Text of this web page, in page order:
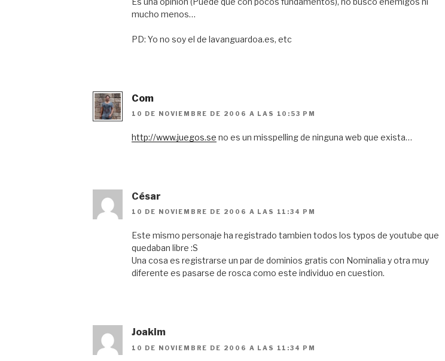
mucho menos…
PD: Yo no soy el de lavanguardoa.es, etc
Com
10 DE NOVIEMBRE DE 2006 A LAS 10:53 PM
http://www.juegos.se no es un misspelling de ninguna web que exista…
César
10 DE NOVIEMBRE DE 2006 A LAS 11:34 PM
Este mismo personaje ha registrado tambien todos los typos de youtube que
quedaban libre :S
Una cosa es registrarse un par de dominios gratis con Nominalia y otra muy
diferente es pasarse de rosca como este individuo en cuestion.
Joakim
10 DE NOVIEMBRE DE 2006 A LAS 11:34 PM